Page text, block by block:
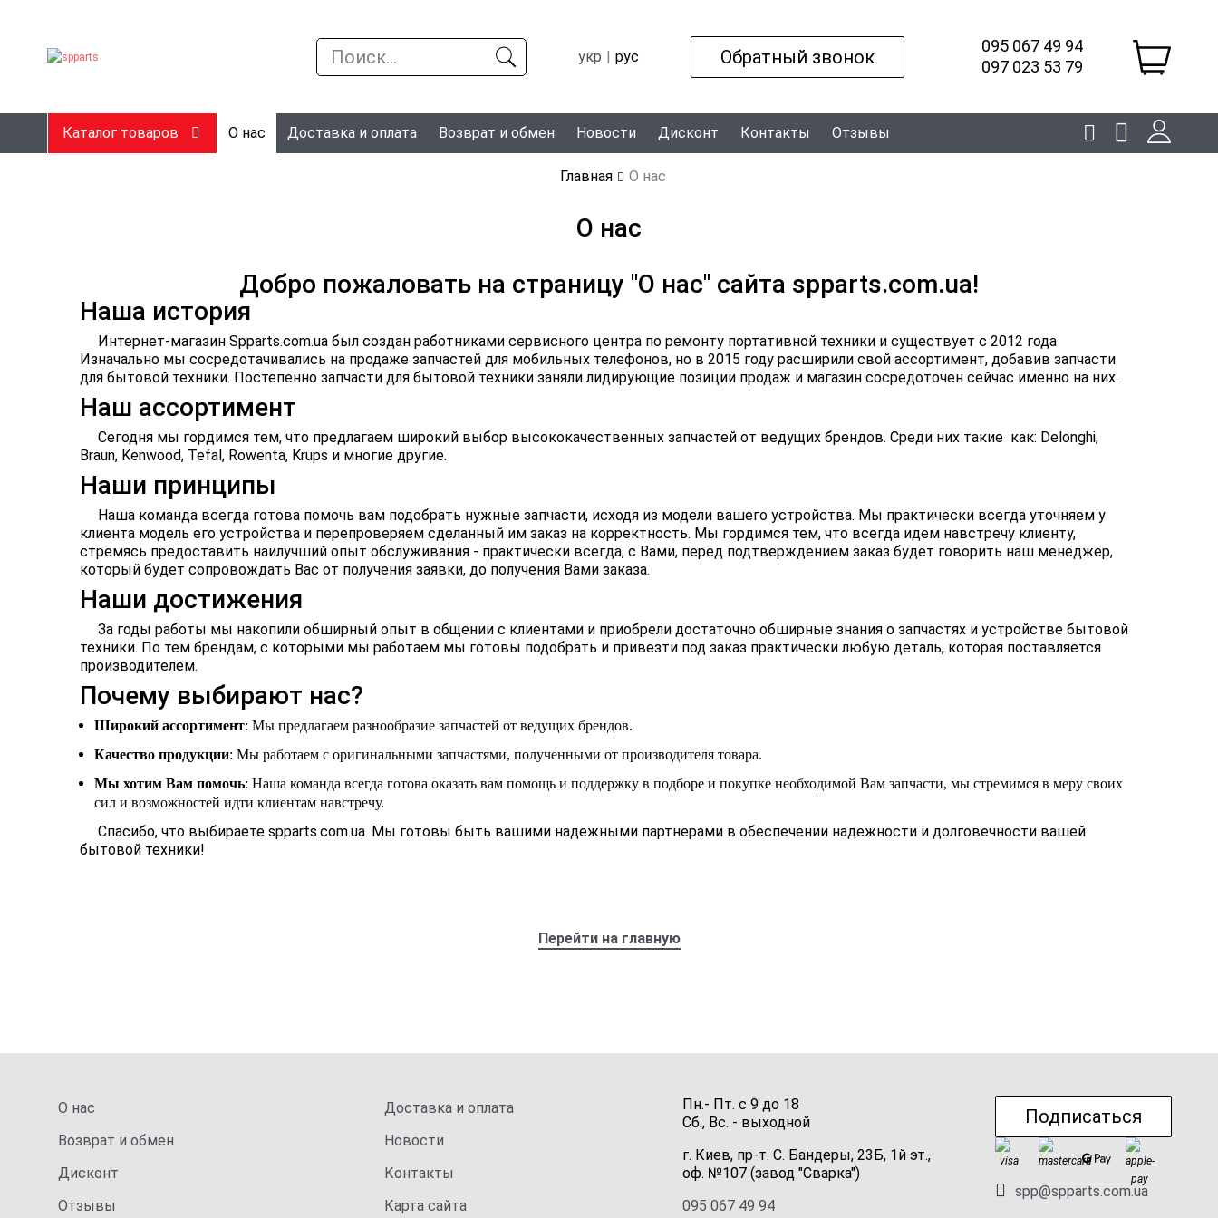
укр рус Обратный звонок
095 067 49 94
097 023 53 79
Каталог товаров О нас Доставка и оплата Возврат и обмен Новости Дисконт Контакты Отзывы
Главная О нас
О нас
Добро пожаловать на страницу "О нас" сайта spparts.com.ua!
Наша история
Интернет-магазин Spparts.com.ua был создан работниками сервисного центра по ремонту портативной техники и существует с 2012 года
Изначально мы сосредотачивались на продаже запчастей для мобильных телефонов, но в 2015 году расширили свой ассортимент, добавив запчасти
для бытовой техники. Постепенно запчасти для бытовой техники заняли лидирующие позиции продаж и магазин сосредоточен сейчас именно на них.
Наш ассортимент
Сегодня мы гордимся тем, что предлагаем широкий выбор высококачественных запчастей от ведущих брендов. Среди них такие как: Delonghi,
Braun, Kenwood, Tefal, Rowenta, Krups и многие другие.
Наши принципы
Наша команда всегда готова помочь вам подобрать нужные запчасти, исходя из модели вашего устройства. Мы практически всегда уточняем у
клиента модель его устройства и перепроверяем сделанный им заказ на корректность. Мы гордимся тем, что всегда идем навстречу клиенту,
стремясь предоставить наилучший опыт обслуживания - практически всегда, с Вами, перед подтверждением заказ будет говорить наш менеджер,
который будет сопровождать Вас от получения заявки, до получения Вами заказа.
Наши достижения
За годы работы мы накопили обширный опыт в общении с клиентами и приобрели достаточно обширные знания о запчастях и устройстве бытовой
техники. По тем брендам, с которыми мы работаем мы готовы подобрать и привезти под заказ практически любую деталь, которая поставляется
производителем.
Почему выбирают нас?
Широкий ассортимент: Мы предлагаем разнообразие запчастей от ведущих брендов.
Качество продукции: Мы работаем с оригинальными запчастями, полученными от производителя товара.
Мы хотим Вам помочь: Наша команда всегда готова оказать вам помощь и поддержку в подборе и покупке необходимой Вам запчасти, мы стремимся в меру своих
сил и возможностей идти клиентам навстречу.
Спасибо, что выбираете spparts.com.ua. Мы готовы быть вашими надежными партнерами в обеспечении надежности и долговечности вашей
бытовой техники!
Перейти на главную
О нас
Доставка и оплата
Возврат и обмен
Новости
Дисконт
Контакты
Отзывы
Карта сайта
Пн.- Пт.с 9до 18
Сб., Вс. - выходной
г. Киев, пр-т. С. Бандеры, 23Б, 1й эт.,
оф. №107 (завод "Сварка")
095 067 49 94
Подписаться
spp@spparts.com.ua